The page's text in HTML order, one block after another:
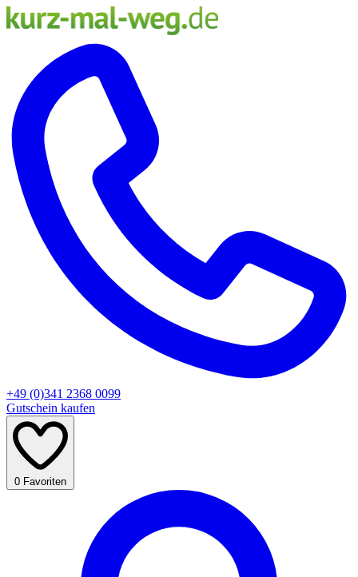
+49 (0)341 2368 0099
Gutschein kaufen
0 Favoriten